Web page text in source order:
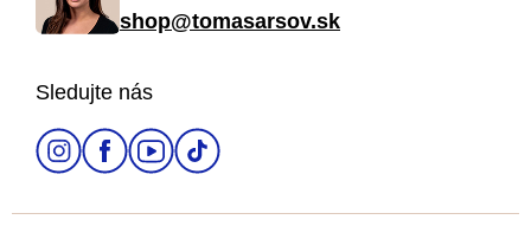
shop@tomasarsov.sk
Sledujte nás